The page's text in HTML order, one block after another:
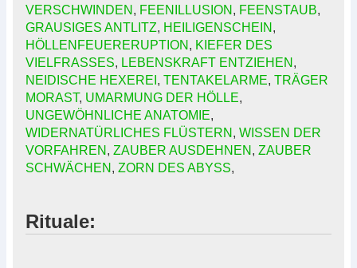
VERSCHWINDEN , FEENILLUSION , FEENSTAUB,
GRAUSIGES ANTLITZ, HEILIGENSCHEIN ,
HÖLLENFEUERERUPTION , KIEFER DES
VIELFRASSES, LEBENSKRAFT ENTZIEHEN ,
NEIDISCHE HEXEREI , TENTAKELARME, TRÄGER
MORAST, UMARMUNG DER HÖLLE,
UNGEWÖHNLICHE ANATOMIE,
WIDERNATÜRLICHES FLÜSTERN , WISSEN DER
VORFAHREN , ZAUBER AUSDEHNEN , ZAUBER
SCHWÄCHEN , ZORN DES ABYSS,
Rituale: